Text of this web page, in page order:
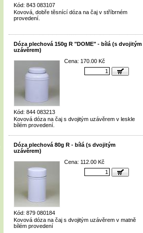
Kód: 843 083107
Kovová, dobře těsnící dóza na čaj v stříbrném
provedení.
Dóza plechová 150g R "DOME" - bílá (s dvojitým
uzávěrem)
Kód: 844 083213
Cena: 170.00 Kč
Kovová dóza na čaj s dvojitým uzávěrem v leskle
bílém provedení.
Dóza plechová 80g R - bílá (s dvojitým
uzávěrem)
Kód: 879 080184
Cena: 112.00 Kč
Kovová dóza na čaj s dvojitým uzávěrem v matně
bílém provedení